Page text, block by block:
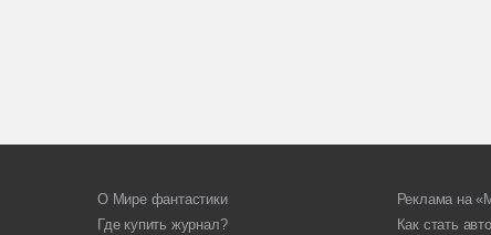
О Мире фантастики
Где купить журнал?
Реклама на
Как стать